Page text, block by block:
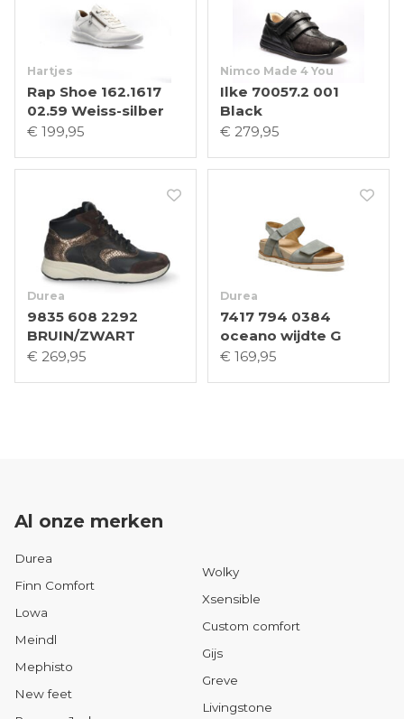
Hartjes
Rap Shoe 162.1617
02.59 Weiss-silber
€ 199,95
Nimco Made 4 You
Ilke 70057.2 001
Black
€ 279,95
Durea
9835 608 2292
BRUIN/ZWART
€ 269,95
Durea
7417 794 0384
oceano wijdte G
€ 169,95
Al onze merken
Durea
Finn Comfort
Lowa
Meindl
Mephisto
New feet
Wolky
Xsensible
Custom comfort
Gijs
Greve
Livingstone